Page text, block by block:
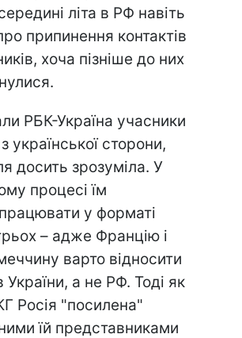
літа в РФ навіть
припинення контактів
хоча пізніше до них
РБК-Україна учасники
української сторони,
досить зрозуміла. У
процесі їм
у форматі
– адже Францію і
варто відносити
України, а не РФ. Тоді як
Росія "посилена"
їй представниками